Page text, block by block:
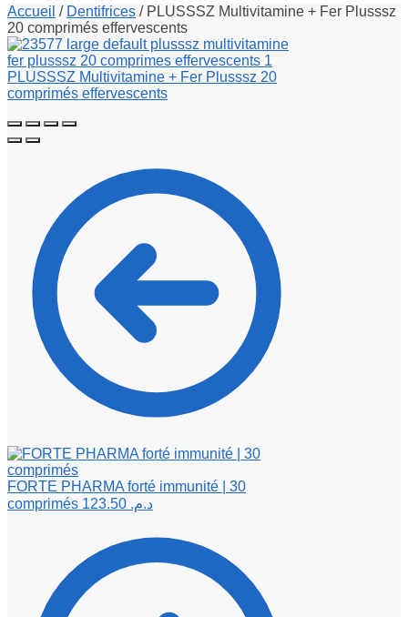
Accueil / Dentifrices / PLUSSSZ Multivitamine + Fer Plusssz
20 comprimés effervescents
FORTE PHARMA forté immunité | 30
comprimés
د.م.